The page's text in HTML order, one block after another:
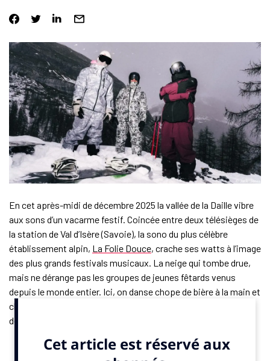
En cet après-midi de décembre 2025 la vallée de la Daille vibre
aux sons d’un vacarme festif. Coincée entre deux télésièges de
la station de Val d’Isère (Savoie), la sono du plus célèbre
établissement alpin, La Folie Douce, crache ses watts à l’image
des plus grands festivals musicaux. La neige qui tombe drue,
mais ne dérange pas les groupes de jeunes fêtards venus
depuis le monde entier. Ici, on danse chope de bière à la main et
chaussures de skis aux pieds. La température glaciale, 6
degrés sous zéro, ne refroidi ni les “teufeurs” ni la stratégie de
quatre années avec le lieu et a développé des collections